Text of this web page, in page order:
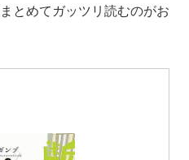
とめてガッツリ読むのがお